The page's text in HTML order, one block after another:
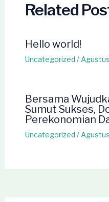
Related
Hello world!
Uncategorized /
Bersama
Sumut Sukses,
Perekonomian
Uncategorized /